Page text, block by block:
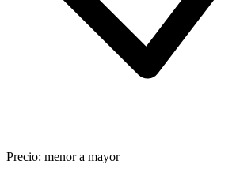
Precio: menor a mayor